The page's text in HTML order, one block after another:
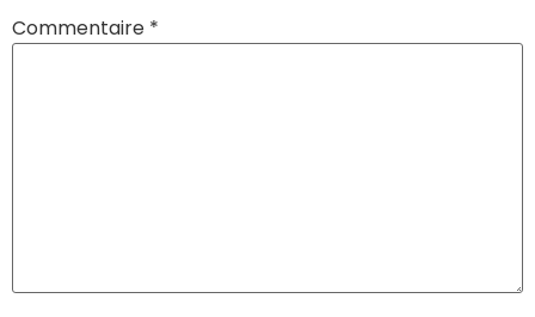
Commentaire *